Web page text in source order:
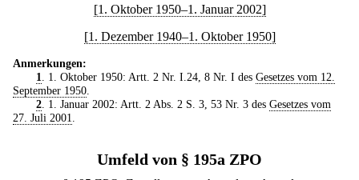
[1. Oktober 1950–1. Januar 2002]
[1. Dezember 1940–1. Oktober 1950]
Anmerkungen:
1
. 1. Oktober 1950: Artt. 2 Nr. I.24, 8 Nr. I des Gesetzes vom 12.
September 1950
2. 1. Januar 2002: Artt. 2 Abs. 2 S. 3, 53 Nr. 3 des Gesetzes vom
27. Juli 2001
Umfeld von § 195a ZPO